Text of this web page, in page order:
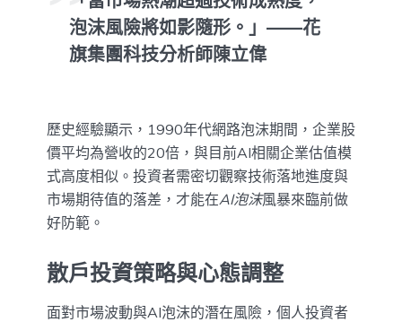
泡沫風險將如影隨形。」——花
旗集團科技分析師陳立偉
歷史經驗顯示，1990年代網路泡沫期間，企業股
價平均為營收的20倍，與目前AI相關企業估值模
式高度相似。投資者需密切觀察技術落地進度與
市場期待值的落差，才能在AI泡沫風暴來臨前做
好防範。
散戶投資策略與心態調整
面對市場波動與AI泡沫的潛在風險，個人投資者